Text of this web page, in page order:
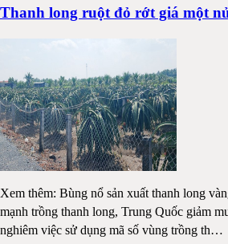
Thanh long ruột đỏ rớt giá một
Xem thêm: Bùng nổ sản xuất thanh long
mạnh trồng thanh long, Trung Quốc giảm
nghiêm việc sử dụng mã số vùng trồng th…